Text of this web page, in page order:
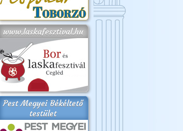
www.laskafesztival.hu
Pest Megyei Békéltető
testület